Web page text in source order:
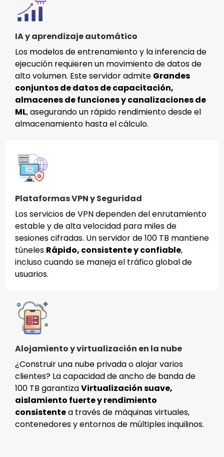
IA y aprendizaje automático
Los modelos de entrenamiento y la inferencia de
ejecución requieren un movimiento de datos de
alto volumen. Este servidor admite Grandes
conjuntos de datos de capacitación,
almacenes de funciones y canalizaciones de
ML, asegurando un rápido rendimiento desde el
almacenamiento hasta el cálculo.
Plataformas VPN y Seguridad
Los servicios de VPN dependen del enrutamiento
estable y de alta velocidad para miles de
sesiones cifradas. Un servidor de 100 TB mantiene
túneles Rápido, consistente y confiable,
incluso cuando se maneja el tráfico global de
usuarios.
Alojamiento y virtualización en la nube
¿Construir una nube privada o alojar varios
clientes? La capacidad de ancho de banda de
100 TB garantizaVirtualización suave,
aislamiento fuerte y rendimiento
consistentea través de máquinas virtuales,
contenedores y entornos de múltiples inquilinos.